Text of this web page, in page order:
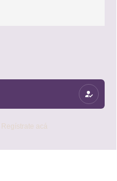
Regístrate acá